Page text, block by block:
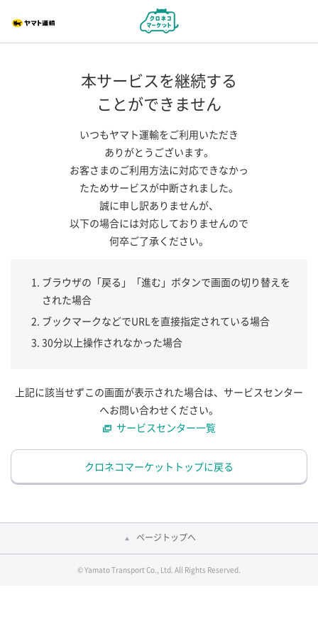
本サービスを継続する
ことができません
いつもヤマト運輸をご利用いただき
ありがとうございます。
お客さまのご利用方法に対応できなかっ
たためサービスが中断されました。
誠に申し訳ありませんが、
以下の場合には対応しておりませんので
何卒ご了承ください。
ブラウザの「戻る」「進む」ボタンで画面の切り替えを
された場合
ブックマークなどでURLを直接指定されている場合
30分以上操作されなかった場合
上記に該当せずこの画面が表示された場合は、サービスセンター
へお問い合わせください。
サービスセンター一覧
クロネコマーケットトップに戻る
ページトップへ
© Yamato Transport Co., Ltd. All Rights Reserved.